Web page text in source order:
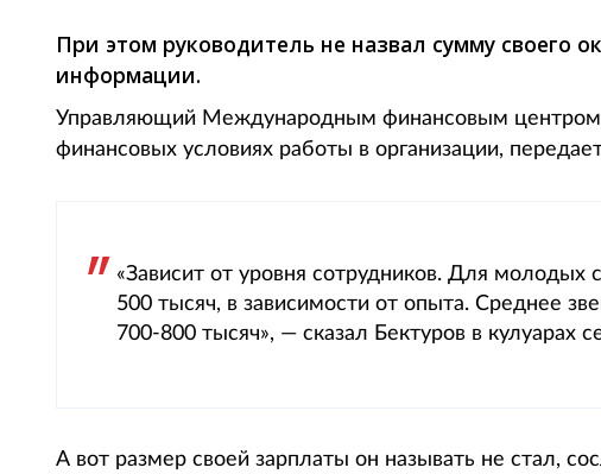
При этом руководитель не назвал сумму своего
информации.
Управляющий Международным финансовым центром
финансовых условиях работы в организации,
«Зависит от уровня сотрудников. Для
500 тысяч, в зависимости от опыта. Среднее
700-800 тысяч», — сказал Бектуров в кулуарах
А вот размер своей зарплаты он называть не стал,